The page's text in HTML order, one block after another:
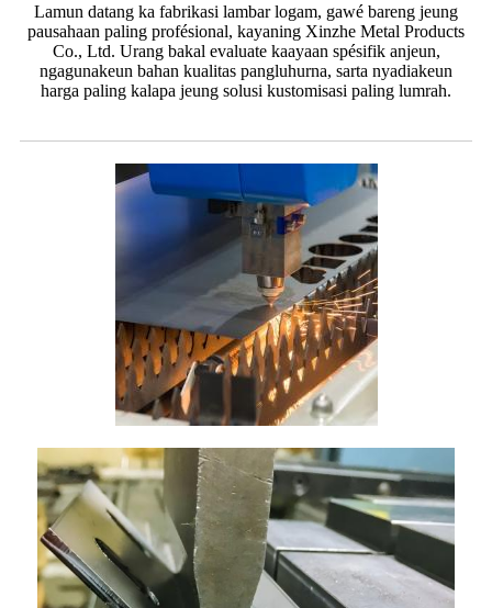
Lamun datang ka fabrikasi lambar logam, gawé bareng jeung
pausahaan paling profésional, kayaning Xinzhe Metal Products
Co., Ltd. Urang bakal evaluate kaayaan spésifik anjeun,
ngagunakeun bahan kualitas pangluhurna, sarta nyadiakeun
harga paling kalapa jeung solusi kustomisasi paling lumrah.